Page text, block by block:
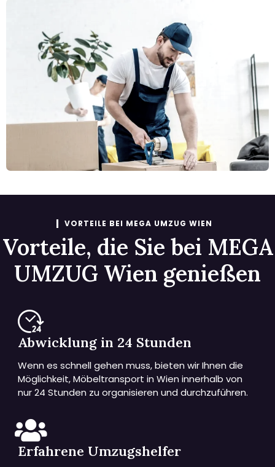
VORTEILE BEI MEGA UMZUG WIEN
Vorteile, die Sie bei MEGA
UMZUG Wien genießen
Abwicklung in 24 Stunden
Wenn es schnell gehen muss, bieten wir Ihnen die
Möglichkeit, Möbeltransport in Wien innerhalb von
nur 24 Stunden zu organisieren und durchzuführen.
Erfahrene Umzugshelfer